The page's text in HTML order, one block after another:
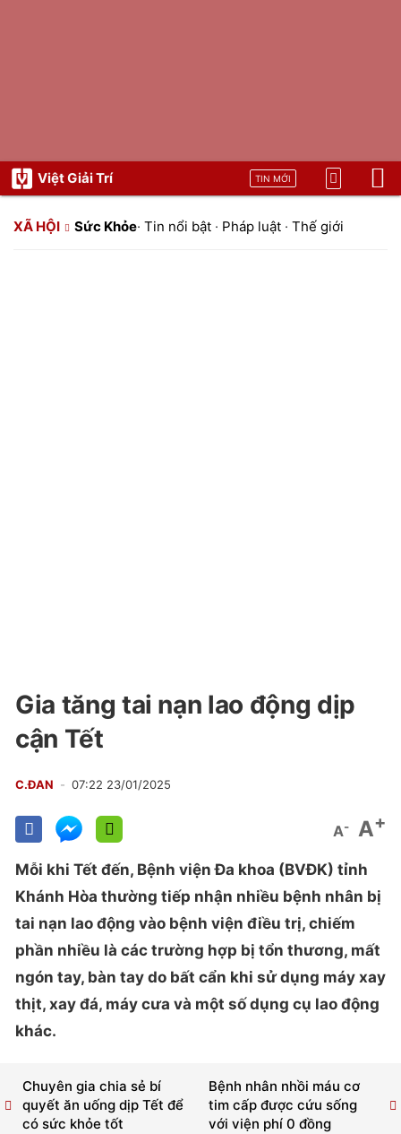
Việt Giải Trí TIN MỚI
XÃ HỘI Sức Khỏe· Tin nổi bật · Pháp luật · Thế giới
Gia tăng tai nạn lao động dịp
cận Tết
C.ĐAN 07:22 23/01/2025
A- A+
Mỗi khi Tết đến, Bệnh viện Đa khoa (BVĐK) tỉnh
Khánh Hòa thường tiếp nhận nhiều bệnh nhân bị
tai nạn lao động vào bệnh viện điều trị, chiếm
phần nhiều là các trường hợp bị tổn thương, mất
ngón tay, bàn tay do bất cẩn khi sử dụng máy xay
thịt, xay đá, máy cưa và một số dụng cụ lao động
khác.
Bệnh nhân nhồi máu cơ
tim cấp được cứu sống
với viện phí 0 đồng
Chuyên gia chia sẻ bí
quyết ăn uống dịp Tết để
có sức khỏe tốt